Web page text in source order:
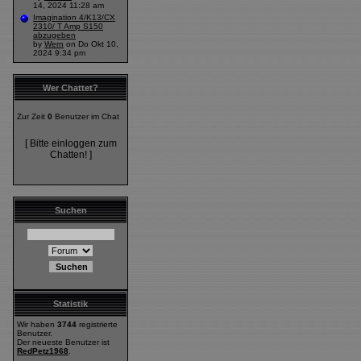
14, 2024 11:28 am
Imagination 4/K13/CX
2310/ T Amp S150
abzugeben
by Wern on Do Okt 10,
2024 9:34 pm
Wer Chattet?
Zur Zeit 0 Benutzer im Chat
[ Bitte einloggen zum
Chatten! ]
Suchen
Statistik
Wir haben 3744 registrierte
Benutzer.
Der neueste Benutzer ist
RedPetz1968